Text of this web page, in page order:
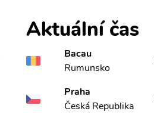
Aktuální čas
Bacau
Rumunsko
Praha
Česká Republika